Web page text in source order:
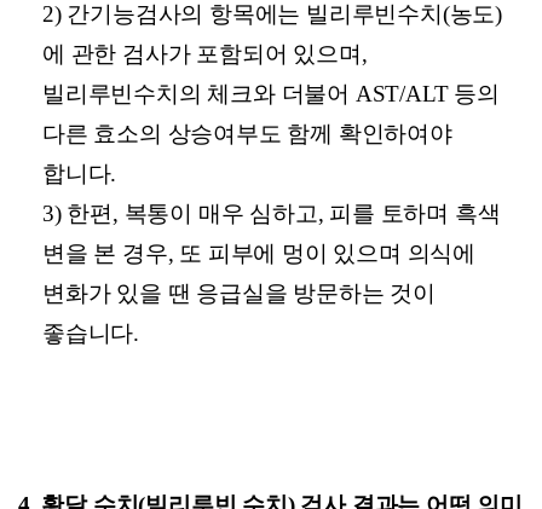
2) 간기능검사의 항목에는 빌리루빈수치(농도)
에 관한 검사가 포함되어 있으며,
빌리루빈수치의 체크와 더불어 AST/ALT 등의
다른 효소의 상승여부도 함께 확인하여야
합니다.
3) 한편, 복통이 매우 심하고, 피를 토하며 흑색
변을 본 경우, 또 피부에 멍이 있으며 의식에
변화가 있을 땐 응급실을 방문하는 것이
좋습니다.